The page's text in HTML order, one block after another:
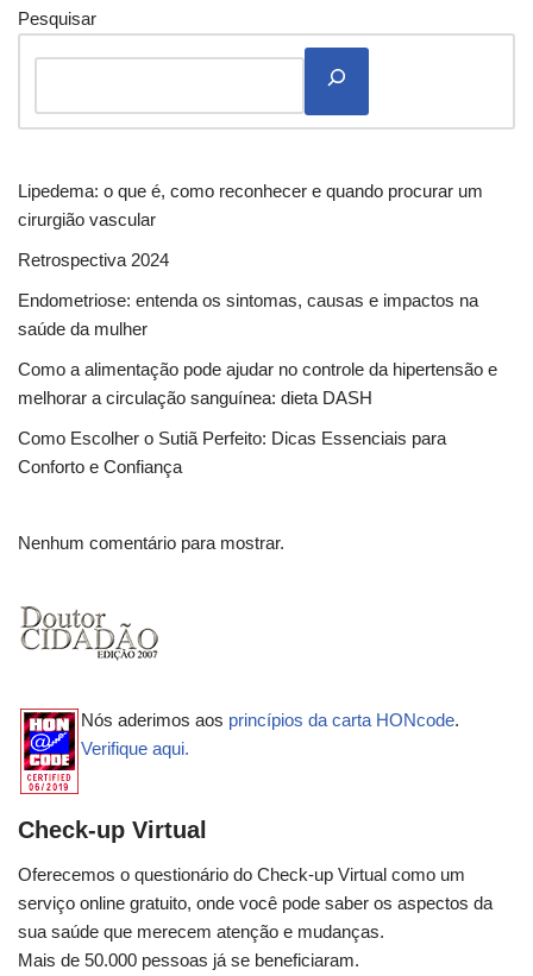
Pesquisar
Lipedema: o que é, como reconhecer e quando procurar um
cirurgião vascular
Retrospectiva 2024
Endometriose: entenda os sintomas, causas e impactos na
saúde da mulher
Como a alimentação pode ajudar no controle da hipertensão e
melhorar a circulação sanguínea: dieta DASH
Como Escolher o Sutiã Perfeito: Dicas Essenciais para
Conforto e Confiança
Nenhum comentário para mostrar.
Nós aderimos aos princípios da carta HONcode.
Verifique aqui.
Check-up Virtual
Oferecemos o questionário do Check-up Virtual como um
serviço online gratuito, onde você pode saber os aspectos da
sua saúde que merecem atenção e mudanças.
Mais de 50.000 pessoas já se beneficiaram.